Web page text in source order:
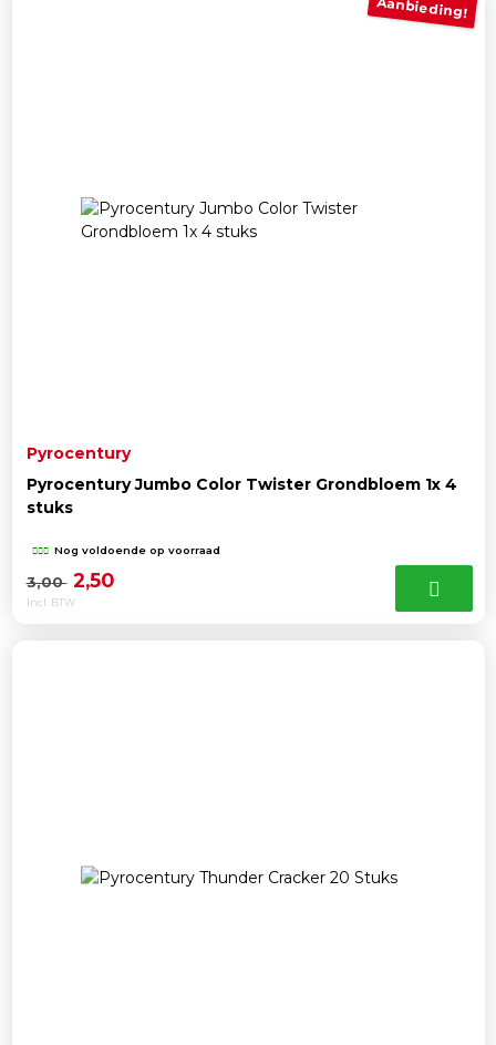
Aanbieding!
Pyrocentury
Pyrocentury Jumbo Color Twister Grondbloem 1x 4
stuks
Nog voldoende op voorraad
3,00 Oorspronkelijke
prijs
2,50
Incl. BTW